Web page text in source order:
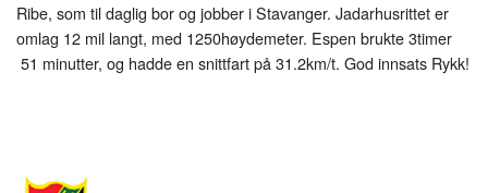
Ribe, som til daglig bor og jobber i Stavanger. Jadarhusrittet er
omlag 12 mil langt, med 1250høydemeter. Espen brukte 3timer
51 minutter, og hadde en snittfart på 31.2km/t. God innsats Rykk!